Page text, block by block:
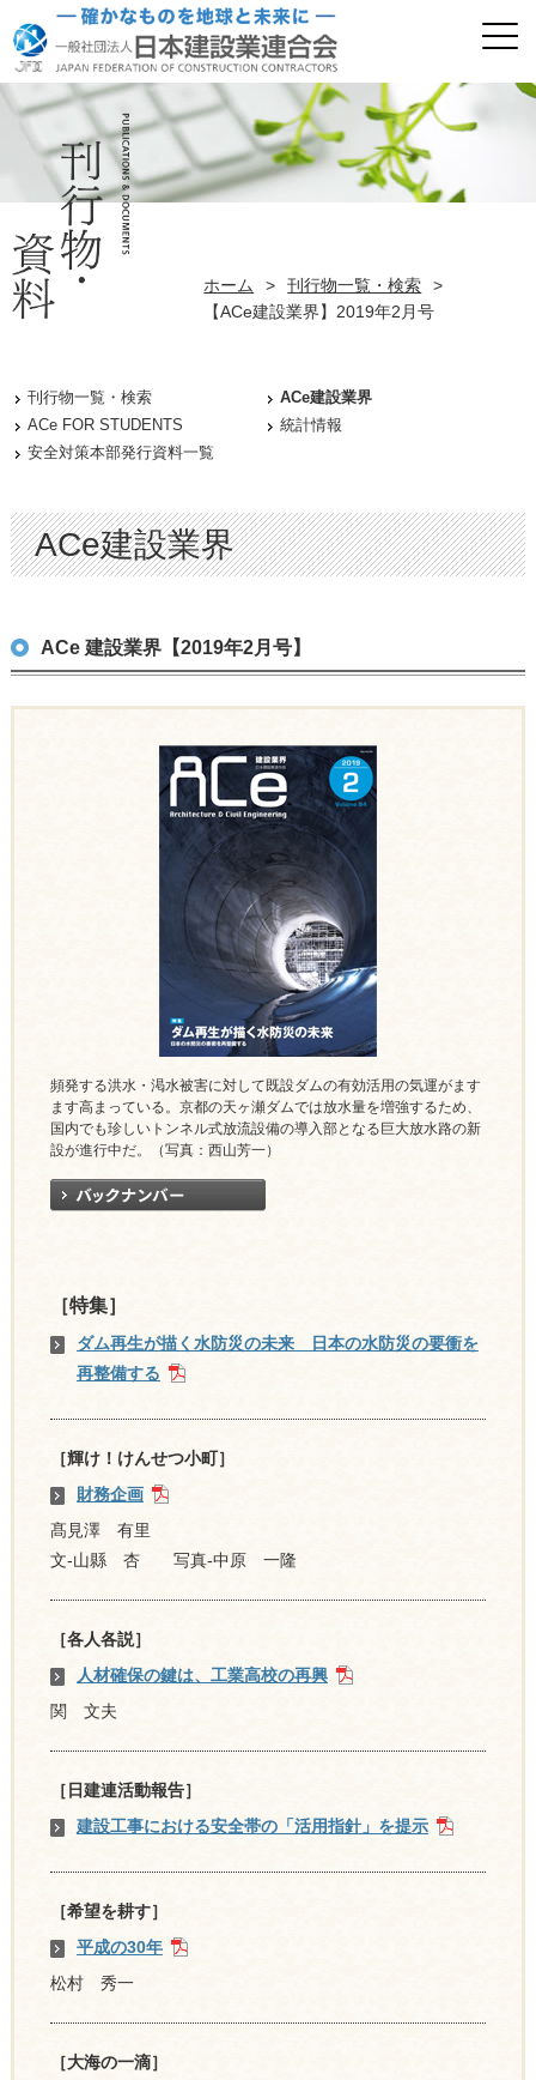
ホーム > 刊行物一覧・検索
>
【ACe建設業界】2019年2月号
ACe建設業界
ACe 建設業界【2019年2月号】
頻発する洪水・渇水被害に対して既設ダムの有効活用の気運がます
ます高まっている。京都の天ヶ瀬ダムでは放水量を増強するため、
国内でも珍しいトンネル式放流設備の導入部となる巨大放水路の新
設が進行中だ。（写真：西山芳一）
［特集］
ダム再生が描く水防災の未来 日本の水防災の要衝を
再整備する
［輝け！けんせつ小町］
財務企画
髙見澤 有里
文-山縣 杏 写真-中原 一隆
［各人各説］
人材確保の鍵は、工業高校の再興
関 文夫
［日建連活動報告］
建設工事における安全帯の「活用指針」を提示
［希望を耕す］
平成の30年
松村 秀一
［大海の一滴］
刊行物一覧・検索
ACe建設業界
ACe FOR STUDENTS
統計情報
安全対策本部発行資料一覧